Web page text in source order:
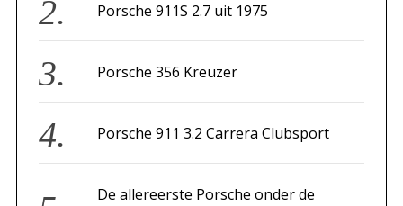
:
Porsche 911S 2.7 uit 1975
Porsche 356 Kreuzer
Porsche 911 3.2 Carrera Clubsport
De allereerste Porsche onder de